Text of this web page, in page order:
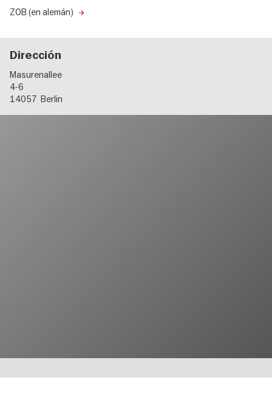
ZOB (en alemán)
Dirección
Masurenallee
4-6
14057 Berlin